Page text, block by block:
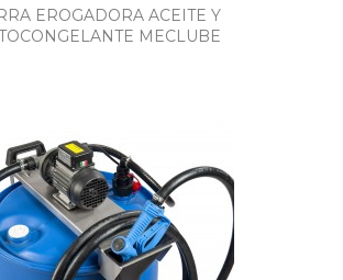
EROGADORA ACEITE Y
MECLUBE